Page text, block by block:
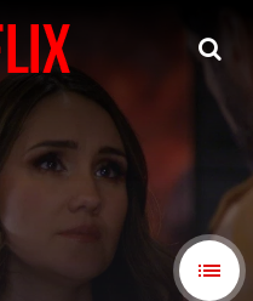
Rebelde: Dublado